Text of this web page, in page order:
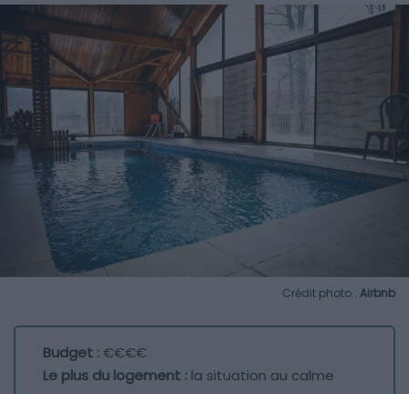
Crédit photo : Airbnb
Budget :€€€€
Le plus du logement : la situation au calme